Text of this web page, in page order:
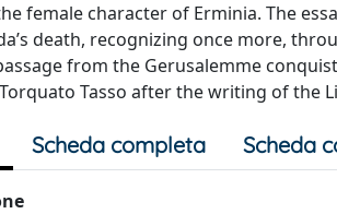
female character of Erminia. The
death, recognizing once more,
from the Gerusalemme
Tasso after the writing of the
Scheda completa Scheda